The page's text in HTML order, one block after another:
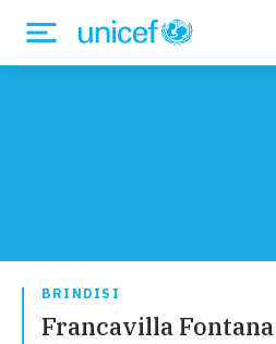
BRINDISI
Francavilla